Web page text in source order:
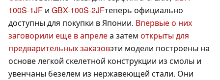
100S-1JF и GBX-100S-2JFтеперь официально
доступны для покупки в Японии. Впервые о них
заговорили еще в апрелеа затем открыты для
предварительных заказовэти модели построены на
основе легкой скелетной конструкции из смолы и
увенчаны безелем из нержавеющей стали. Они